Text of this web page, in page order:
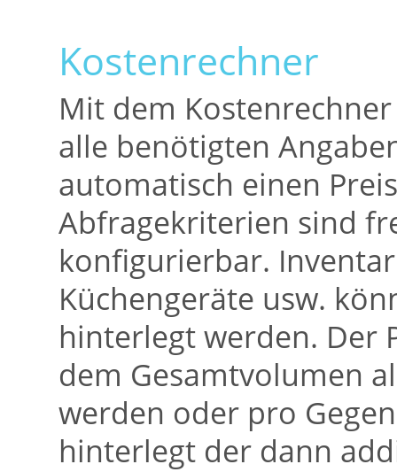
Kostenrechner
Mit dem
alle benötigten
automatisch einen
Abfragekriterien sind
konfigurierbar.
Küchengeräte usw.
hinterlegt werden. Der
dem Gesamtvolumen
werden oder pro
hinterlegt der dann